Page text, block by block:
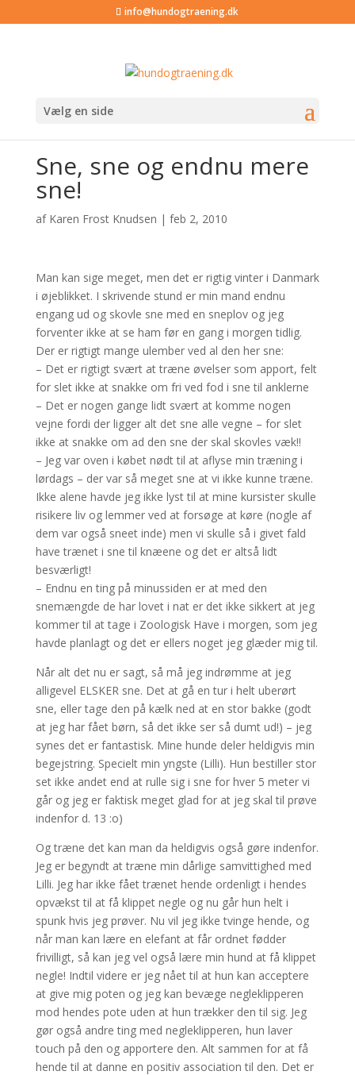
info@hundogtraening.dk
Vælg en side
Sne, sne og endnu mere
sne!
af Karen Frost Knudsen | feb 2, 2010
Man kan sige meget, men det er rigtig vinter i Danmark
i øjeblikket. I skrivende stund er min mand endnu
engang ud og skovle sne med en sneplov og jeg
forventer ikke at se ham før en gang i morgen tidlig.
Der er rigtigt mange ulember ved al den her sne:
– Det er rigtigt svært at træne øvelser som apport, felt
for slet ikke at snakke om fri ved fod i sne til anklerne
– Det er nogen gange lidt svært at komme nogen
vejne fordi der ligger alt det sne alle vegne – for slet
ikke at snakke om ad den sne der skal skovles væk!!
– Jeg var oven i købet nødt til at aflyse min træning i
lørdags – der var så meget sne at vi ikke kunne træne.
Ikke alene havde jeg ikke lyst til at mine kursister skulle
risikere liv og lemmer ved at forsøge at køre (nogle af
dem var også sneet inde) men vi skulle så i givet fald
have trænet i sne til knæene og det er altså lidt
besværligt!
– Endnu en ting på minussiden er at med den
snemængde de har lovet i nat er det ikke sikkert at jeg
kommer til at tage i Zoologisk Have i morgen, som jeg
havde planlagt og det er ellers noget jeg glæder mig til.
Når alt det nu er sagt, så må jeg indrømme at jeg
alligevel ELSKER sne. Det at gå en tur i helt uberørt
sne, eller tage den på kælk ned at en stor bakke (godt
at jeg har fået børn, så det ikke ser så dumt ud!) – jeg
synes det er fantastisk. Mine hunde deler heldigvis min
begejstring. Specielt min yngste (Lilli). Hun bestiller stor
set ikke andet end at rulle sig i sne for hver 5 meter vi
går og jeg er faktisk meget glad for at jeg skal til prøve
indenfor d. 13 :o)
Og træne det kan man da heldigvis også gøre indenfor.
Jeg er begyndt at træne min dårlige samvittighed med
Lilli. Jeg har ikke fået trænet hende ordenligt i hendes
opvækst til at få klippet negle og nu går hun helt i
spunk hvis jeg prøver. Nu vil jeg ikke tvinge hende, og
når man kan lære en elefant at får ordnet fødder
frivilligt, så kan jeg vel også lære min hund at få klippet
negle! Indtil videre er jeg nået til at hun kan acceptere
at give mig poten og jeg kan bevæge negleklipperen
mod hendes pote uden at hun trækker den til sig. Jeg
gør også andre ting med negleklipperen, hun laver
touch på den og apportere den. Alt sammen for at få
hende til at danne en positiv association til den. Det er